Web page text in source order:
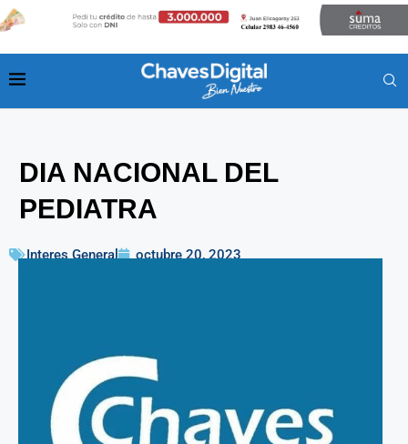
DIA NACIONAL DEL
PEDIATRA
Interes General octubre 20, 2023